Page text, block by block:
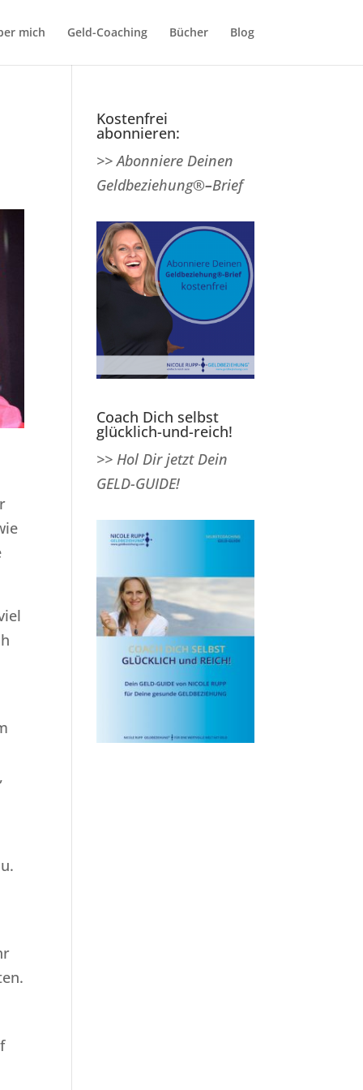
mich Geld-Coaching Bücher Blog
Kostenfrei
abonnieren:
>> Abonniere Deinen
Geldbeziehung®–Brief
Coach Dich selbst
glücklich-und-reich!
>> Hol Dir jetzt Dein
GELD-GUIDE!